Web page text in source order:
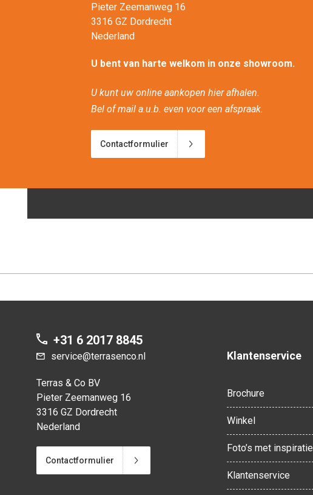
Pieter Zeemanweg 16
3316 GZ Dordrecht
Nederland
U bent van harte welkom in onze showroom.
U kunt uw online aankopen hier afhalen.
Bel of mail a.u.b. even voor een afspraak.
Contactformulier
+31 6 2017 8845
service@terrasenco.nl
Terras & Co BV
Pieter Zeemanweg 16
3316 GZ Dordrecht
Nederland
Contactformulier
Klantenservice
Brochure
Winkel
Foto’s met inspiratie
Klantenservice